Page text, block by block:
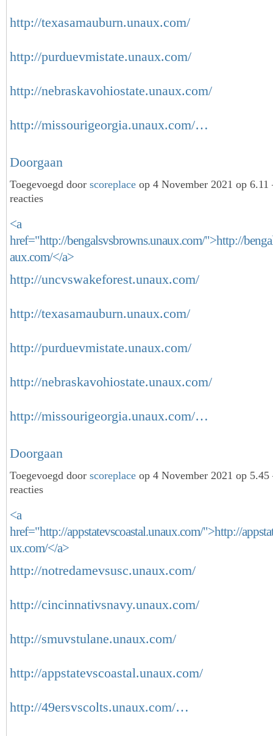
http://texasamauburn.unaux.com/
http://purduevmistate.unaux.com/
http://nebraskavohiostate.unaux.com/
http://missourigeorgia.unaux.com/…
Doorgaan
Toegevoegd door scoreplace op 4 November 2021 op
reacties
<a
href="http://bengalsvsbrowns.unaux.com/">http://
aux.com/</a>
http://uncvswakeforest.unaux.com/
http://texasamauburn.unaux.com/
http://purduevmistate.unaux.com/
http://nebraskavohiostate.unaux.com/
http://missourigeorgia.unaux.com/…
Doorgaan
Toegevoegd door scoreplace op 4 November 2021 op
reacties
<a
href="http://appstatevscoastal.unaux.com/">http://
ux.com/</a>
http://notredamevsusc.unaux.com/
http://cincinnativsnavy.unaux.com/
http://smuvstulane.unaux.com/
http://appstatevscoastal.unaux.com/
http://49ersvscolts.unaux.com/…